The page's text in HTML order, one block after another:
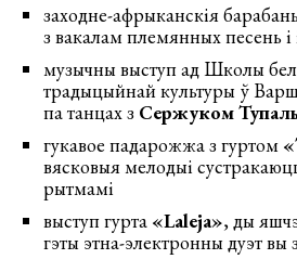
заходне-афрыканскія
з вакалам племянных песень і
музычны выступ ад Школы
традыцыйнай культуры ў
па танцах з Сержуком
гукавое падарожжа з гуртом
вясковыя мелодыі
рытмамі
выступ гурта «Laleja», ды
гэты этна-электронны дуэт вы